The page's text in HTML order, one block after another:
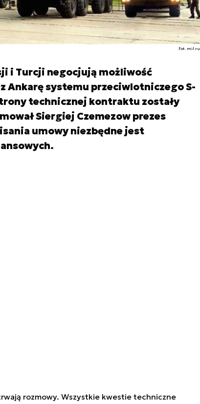
Fot. mil.ru
i Turcji negocjują możliwość
Ankarę systemu przeciwlotniczego S-
technicznej kontraktu zostały
Siergiej Czemezow prezes
umowy niezbędne jest
rozmowy. Wszystkie kwestie techniczne